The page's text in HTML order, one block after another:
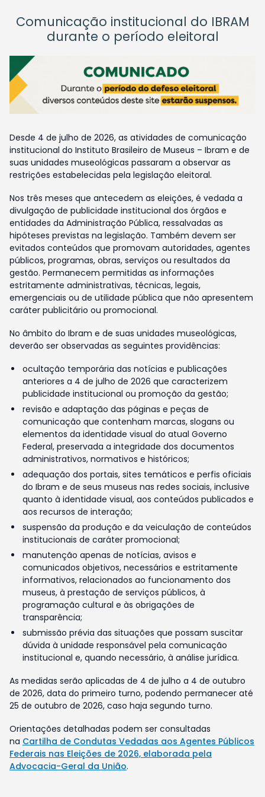
Comunicação institucional do IBRAM
durante o período eleitoral
Desde 4 de julho de 2026, as atividades de comunicação
institucional do Instituto Brasileiro de Museus – Ibram e de
suas unidades museológicas passaram a observar as
restrições estabelecidas pela legislação eleitoral.
Nos três meses que antecedem as eleições, é vedada a
divulgação de publicidade institucional dos órgãos e
entidades da Administração Pública, ressalvadas as
hipóteses previstas na legislação. Também devem ser
evitados conteúdos que promovam autoridades, agentes
públicos, programas, obras, serviços ou resultados da
gestão. Permanecem permitidas as informações
estritamente administrativas, técnicas, legais,
emergenciais ou de utilidade pública que não apresentem
caráter publicitário ou promocional.
No âmbito do Ibram e de suas unidades museológicas,
deverão ser observadas as seguintes providências:
ocultação temporária das notícias e publicações
anteriores a 4 de julho de 2026 que caracterizem
publicidade institucional ou promoção da gestão;
revisão e adaptação das páginas e peças de
comunicação que contenham marcas, slogans ou
elementos da identidade visual do atual Governo
Federal, preservada a integridade dos documentos
administrativos, normativos e históricos;
adequação dos portais, sites temáticos e perfis oficiais
do Ibram e de seus museus nas redes sociais, inclusive
quanto à identidade visual, aos conteúdos publicados e
aos recursos de interação;
suspensão da produção e da veiculação de conteúdos
institucionais de caráter promocional;
manutenção apenas de notícias, avisos e
comunicados objetivos, necessários e estritamente
informativos, relacionados ao funcionamento dos
museus, à prestação de serviços públicos, à
programação cultural e às obrigações de
transparência;
submissão prévia das situações que possam suscitar
dúvida à unidade responsável pela comunicação
institucional e, quando necessário, à análise jurídica.
As medidas serão aplicadas de 4 de julho a 4 de outubro
de 2026, data do primeiro turno, podendo permanecer até
25 de outubro de 2026, caso haja segundo turno.
Orientações detalhadas podem ser consultadas
na Cartilha de Condutas Vedadas aos Agentes Públicos
Federais nas Eleições de 2026, elaborada pela
Advocacia-Geral da União.